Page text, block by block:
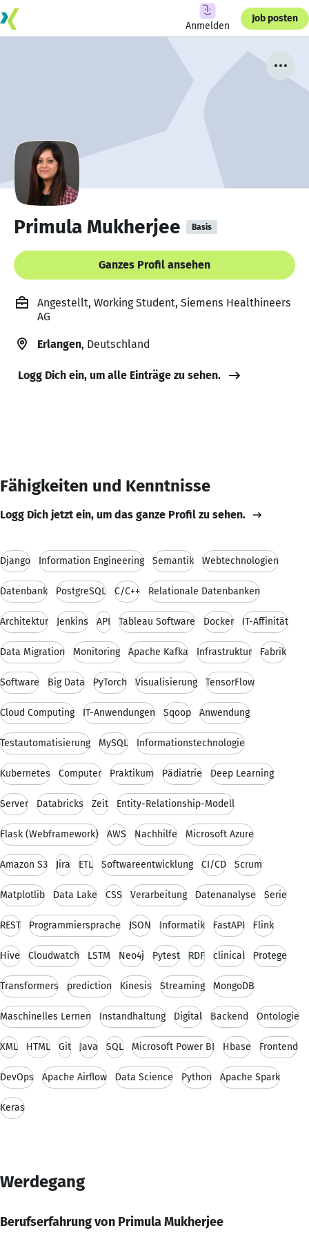
Anmelden
Job posten
Primula Mukherjee Basis
Ganzes Profil ansehen
Angestellt, Working Student, Siemens Healthineers
AG
Erlangen, Deutschland
Logg Dich ein, um alle Einträge zu sehen.
Fähigkeiten und Kenntnisse
Logg Dich jetzt ein, um das ganze Profil zu sehen.
Django Information Engineering Semantik Webtechnologien
Datenbank PostgreSQL C/C++ Relationale Datenbanken
Architektur Jenkins API Tableau Software Docker IT-Affinität
Data Migration Monitoring Apache Kafka Infrastruktur Fabrik
Software Big Data PyTorch Visualisierung TensorFlow
Cloud Computing IT-Anwendungen Sqoop Anwendung
Testautomatisierung MySQL Informationstechnologie
Kubernetes Computer Praktikum Pädiatrie Deep Learning
Server Databricks Zeit Entity-Relationship-Modell
Flask (Webframework) AWS Nachhilfe Microsoft Azure
Amazon S3 Jira ETL Softwareentwicklung CI/CD Scrum
Matplotlib Data Lake CSS Verarbeitung Datenanalyse Serie
REST Programmiersprache JSON Informatik FastAPI Flink
Hive Cloudwatch LSTM Neo4j Pytest RDF clinical Protege
Transformers prediction Kinesis Streaming MongoDB
Maschinelles Lernen Instandhaltung Digital Backend Ontologie
XML HTML Git Java SQL Microsoft Power BI Hbase Frontend
DevOps Apache Airflow Data Science Python Apache Spark
Keras
Werdegang
Berufserfahrung von Primula Mukherjee